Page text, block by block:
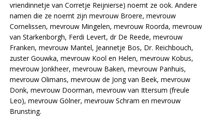
vriendinnetje van Corretje Reijnierse) noemt ze ook. Andere
namen die ze noemt zijn mevrouw Broere, mevrouw
Cornelissen, mevrouw Mingelen, mevrouw Roorda, mevrouw
van Starkenborgh, Ferdi Levert, dr De Reede, mevrouw
Franken, mevrouw Mantel, Jeannetje Bos, Dr. Reichbouch,
zuster Gouwka, mevrouw Kool en Helen, mevrouw Kobus,
mevrouw Jonkheer, mevrouw Baken, mevrouw Panhuis,
mevrouw Olimans, mevrouw de Jong van Beek, mevrouw
Donk, mevrouw Doorman, mevrouw van Ittersum (freule
Leo), mevrouw Gölner, mevrouw Schram en mevrouw
Brunsting.